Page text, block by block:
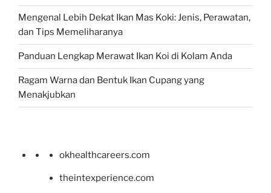
Mengenal Lebih Dekat Ikan Mas Koki: Jenis, Perawatan,
dan Tips Memeliharanya
Panduan Lengkap Merawat Ikan Koi di Kolam Anda
Ragam Warna dan Bentuk Ikan Cupang yang
Menakjubkan
okhealthcareers.com
theintexperience.com